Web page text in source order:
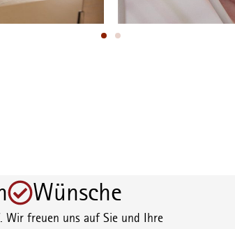
Wünsche
Wir freuen uns auf Sie und Ihre